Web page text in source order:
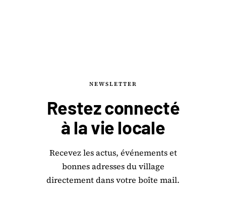
NEWSLETTER
Restez connecté
à lavie locale
Recevez les actus, événements et
bonnes adresses du village
directement dans votre boîte mail.